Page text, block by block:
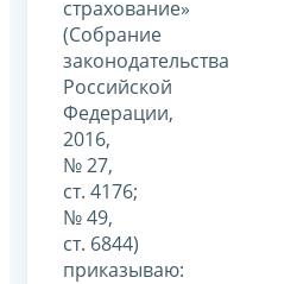
страхование»
(Собрание
законодательства
Российской
Федерации,
2016,
№ 27,
ст. 4176;
№ 49,
ст. 6844)
приказываю: